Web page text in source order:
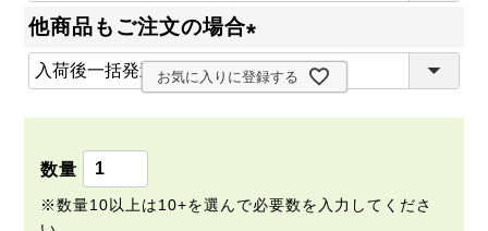
必
)
他商品もご注文の場合
(
お気に入りに登録する